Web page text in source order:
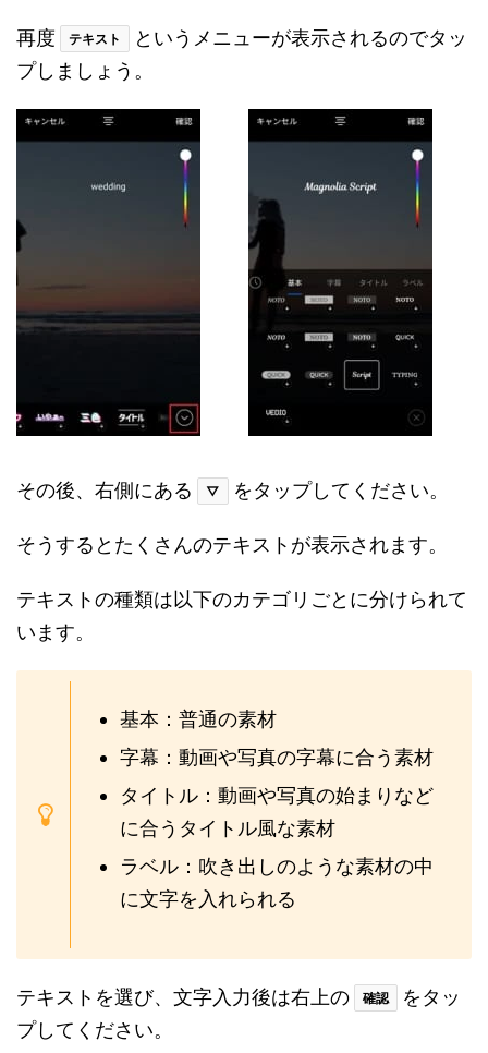
再度 テキスト
というメニューが表示されるのでタッ
プしましょう。
その後、右側にある ▽ をタップしてください。
そうするとたくさんのテキストが表示されます。
テキストの種類は以下のカテゴリごとに分けられて
います。
基本：普通の素材
字幕：動画や写真の字幕に合う素材
タイトル：動画や写真の始まりなど
に合うタイトル風な素材
ラベル：吹き出しのような素材の中
に文字を入れられる
テキストを選び、文字入力後は右上の 確認
をタッ
プしてください。